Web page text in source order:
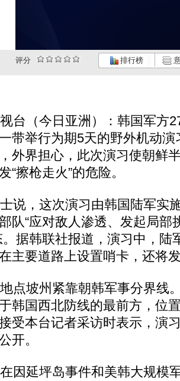
评分 排行榜
台（今日亚洲）：韩国军方
带举行为期5天的野外机动
外界担心，此次演习使朝鲜
“擦枪走火”的危险。
说，这次演习由韩国陆军实
队“应对敌人渗透、发起局部
。据韩联社报道，演习中，陆
主要道路上设置哨卡，还将
点坡州紧靠朝韩军事分界线
韩国西北防线的最前方，位
受本台记者采访时表示，演
开。
因延坪岛事件和美韩大规模